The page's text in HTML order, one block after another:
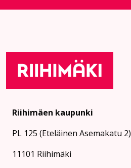
Riihimäen kaupunki
PL 125 (Eteläinen Asemakatu 2)
11101 Riihimäki